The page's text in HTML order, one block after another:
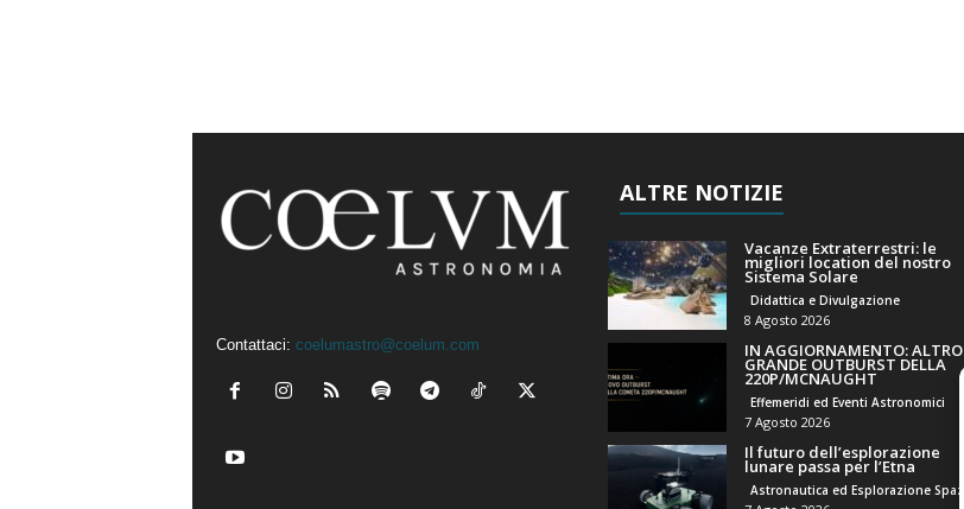
Contattaci: coelumastro@coelum.com
ALTRE NOTIZIE
Vacanze Extraterrestri: le
migliori location del nostro
Sistema Solare
Didattica e Divulgazione
8 Agosto 2026
IN AGGIORNAMENTO: ALTRO
GRANDE OUTBURST DELLA
220P/MCNAUGHT
Effemeridi ed Eventi Astronomici
7 Agosto 2026
Il futuro dell’esplorazione
lunare passa per l’Etna